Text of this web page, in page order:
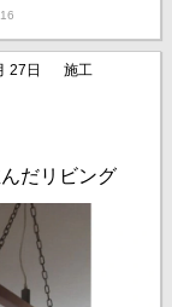
27日
施工
だリビング